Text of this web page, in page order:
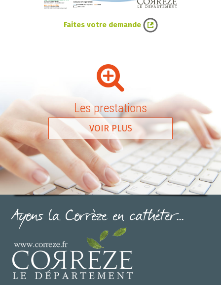
Faites votre demande
Les prestations
VOIR PLUS
Ayons la Corrèze en cathéter...